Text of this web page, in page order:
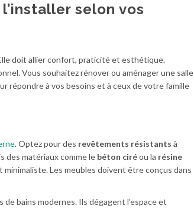
selon vos
doit allier confort, praticité et esthétique.
Vous souhaitez rénover ou aménager une salle
répondre à vos besoins et à ceux de votre famille
. Optez pour des revêtements résistants à
des matériaux comme le béton ciréou la résine
Les meubles doivent être conçus dans
bains modernes. Ils dégagent l’espace et